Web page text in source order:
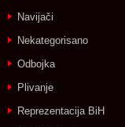
Navijači
Nekategorisano
Odbojka
Plivanje
Reprezentacija BiH